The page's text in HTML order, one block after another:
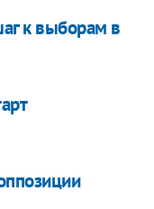
к выборам в